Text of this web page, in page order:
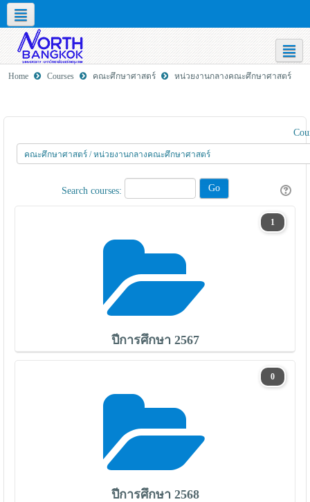
English ‎(en)‎
Home Courses คณะศึกษาศาสตร์ หน่วยงานกลางคณะศึกษาศาสตร์
Search courses:
1
ปีการศึกษา 2567
0
ปีการศึกษา 2568